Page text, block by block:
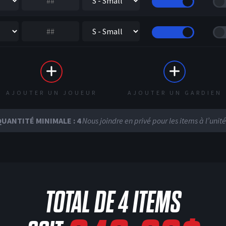
AJOUTER UN JOUEUR AJOUTER UN GARDIEN
MINIMALE : 4Nous joindre en privé pour les items à
TOTAL DE4ITEMS